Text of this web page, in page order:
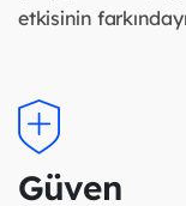
etkisinin
Güven